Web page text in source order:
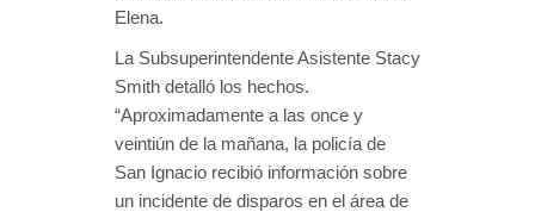
Elena.
La Subsuperintendente Asistente Stacy
Smith detalló los hechos.
“Aproximadamente a las once y
veintiún de la mañana, la policía de
San Ignacio recibió información sobre
un incidente de disparos en el área de